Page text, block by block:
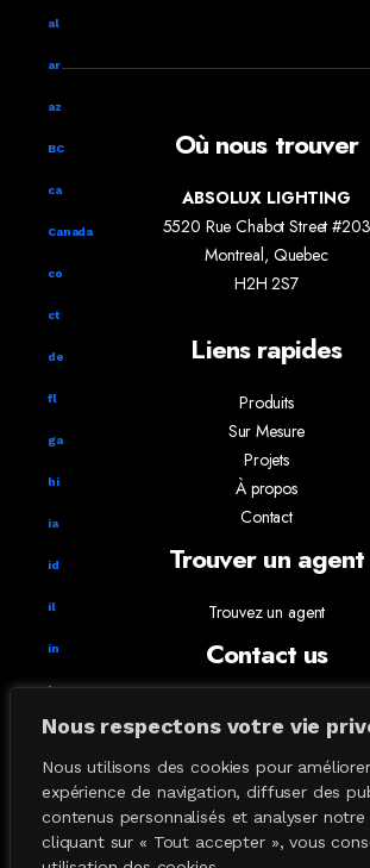
Nous respectons votre vie
Nous utilisons des cookies pour
expérience de navigation, diffuser des
contenus personnalisés et analyser
cliquant sur « Tout accepter », vous
al
ar
az
BC
ca
Canada
co
ct
de
fl
ga
hi
ia
id
il
in
ks
ky
la
Lampe de table
Où nous trouver
ABSOLUX LIGHTING
5520 Rue Chabot Street #203
Montreal, Quebec
H2H 2S7
Liens rapides
Produits
Sur Mesure
Projets
À propos
Contact
Trouver un agent
Trouvez un agent
Contact us
514.807.5157
1.877.ABSOLUX